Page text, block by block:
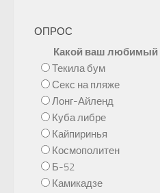
ОПРОС
Какой ваш любимый
Текила бум
Секс на пляже
Лонг-Айленд
Куба либре
Кайпиринья
Космополитен
Б-52
Камикадзе